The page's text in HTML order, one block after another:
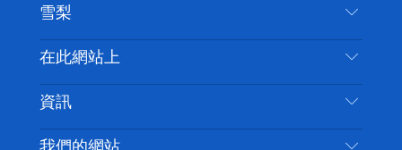
喳
喳
雪梨
聯絡我們
免責聲明
隱私
在此網站上
目的地
要做的事情
資訊
旅行資訊